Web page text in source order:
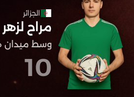
الجزائر
مراح لزهر
وسط
10